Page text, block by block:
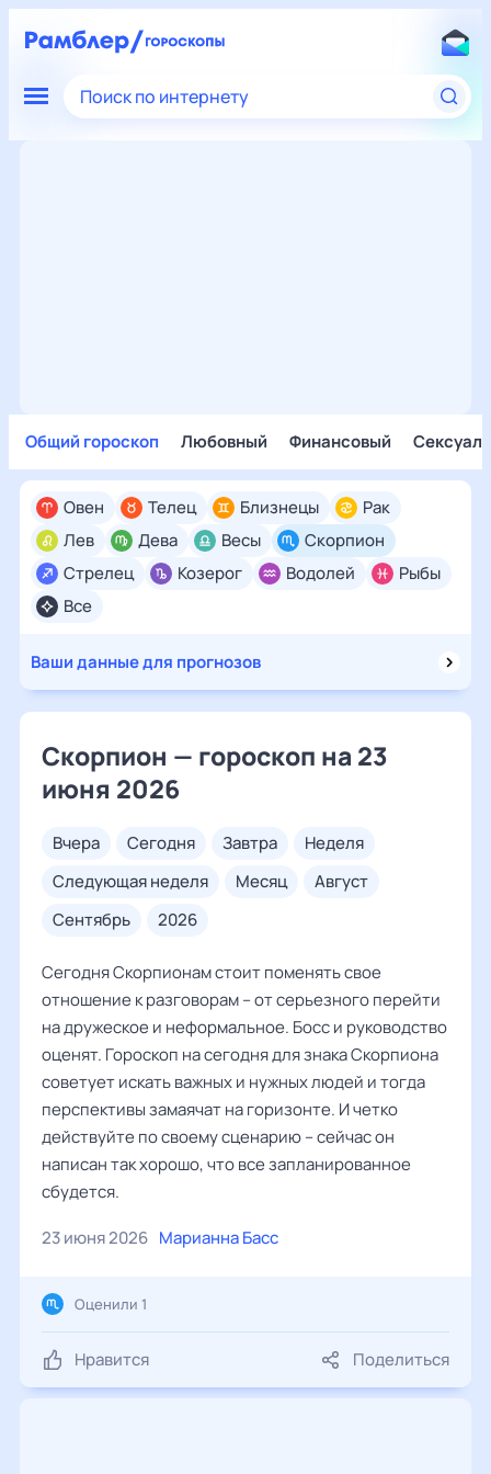
Поиск по интернету
Общий гороскоп Любовный Финансовый
Все
Овен Телец Близнецы
Рак
Лев
Дева Весы
Скорпион
Стрелец
Козерог Водолей Рыбы
Ваши данные для прогнозов
Скорпион — гороскоп на 23
июня 2026
вчера сегодня завтра
неделя
следующая неделя
месяц
август
сентябрь
2026
Сегодня Скорпионам стоит поменять свое
отношение к разговорам – от серьезного перейти
на дружеское и неформальное. Босс и руководство
оценят. Гороскоп на сегодня для знака Скорпиона
советует искать важных и нужных людей и тогда
перспективы замаячат на горизонте. И четко
действуйте по своему сценарию – сейчас он
написан так хорошо, что все запланированное
сбудется.
23 июня 2026 Марианна Басс
Нравится Поделиться
Оценили 1